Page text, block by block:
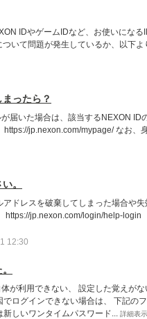
IDやゲームIDなど、お使いになる
いて問題が発生しているか、以下よ
ったら？
届いた場合は、該当するNEXON ID
jp.nexon.com/mypage/ なお、
。
ドレスを破棄してしまった場合や
https://jp.nexon.com/login/help-login
12:30
が利用できない、 設定した覚えがな
ログインできない場合は、 下記の
しいワンタイムパスワード... 詳細表示